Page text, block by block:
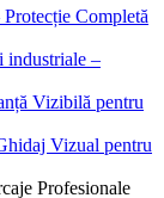
Completă
industriale –
Vizibilă pentru
Vizual pentru